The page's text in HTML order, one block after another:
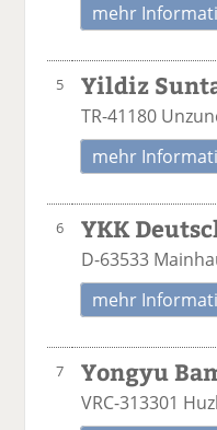
mehr
5 Yildiz
TR-41180
mehr
6 YKK
D-63533
mehr
7 Yongyu
VRC-313301